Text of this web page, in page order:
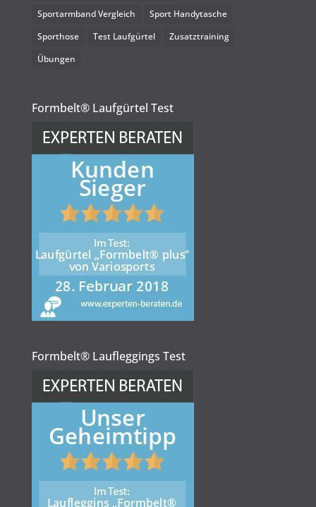
Sportarmband Vergleich
Sport Handytasche
Sporthose
Test Laufgürtel
Zusatztraining
Übungen
Formbelt® Laufgürtel Test
Formbelt® Laufleggings Test